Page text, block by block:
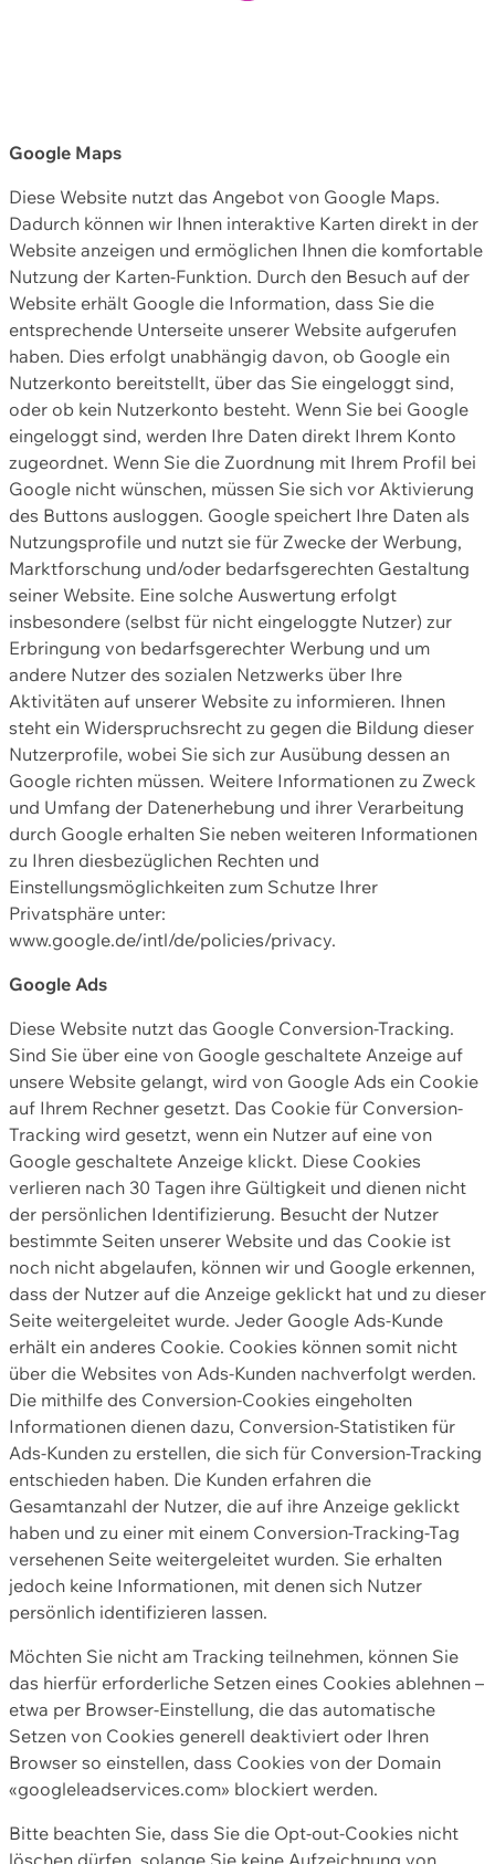
Google Maps
Diese Website nutzt das Angebot von Google Maps.
Dadurch können wir Ihnen interaktive Karten direkt in der
Website anzeigen und ermöglichen Ihnen die komfortable
Nutzung der Karten-Funktion. Durch den Besuch auf der
Website erhält Google die Information, dass Sie die
entsprechende Unterseite unserer Website aufgerufen
haben. Dies erfolgt unabhängig davon, ob Google ein
Nutzerkonto bereitstellt, über das Sie eingeloggt sind,
oder ob kein Nutzerkonto besteht. Wenn Sie bei Google
eingeloggt sind, werden Ihre Daten direkt Ihrem Konto
zugeordnet. Wenn Sie die Zuordnung mit Ihrem Profil bei
Google nicht wünschen, müssen Sie sich vor Aktivierung
des Buttons ausloggen. Google speichert Ihre Daten als
Nutzungsprofile und nutzt sie für Zwecke der Werbung,
Marktforschung und/oder bedarfsgerechten Gestaltung
seiner Website. Eine solche Auswertung erfolgt
insbesondere (selbst für nicht eingeloggte Nutzer) zur
Erbringung von bedarfsgerechter Werbung und um
andere Nutzer des sozialen Netzwerks über Ihre
Aktivitäten auf unserer Website zu informieren. Ihnen
steht ein Widerspruchsrecht zu gegen die Bildung dieser
Nutzerprofile, wobei Sie sich zur Ausübung dessen an
Google richten müssen. Weitere Informationen zu Zweck
und Umfang der Datenerhebung und ihrer Verarbeitung
durch Google erhalten Sie neben weiteren Informationen
zu Ihren diesbezüglichen Rechten und
Einstellungsmöglichkeiten zum Schutze Ihrer
Privatsphäre unter:
www.google.de/intl/de/policies/privacy.
Google Ads
Diese Website nutzt das Google Conversion-Tracking.
Sind Sie über eine von Google geschaltete Anzeige auf
unsere Website gelangt, wird von Google Ads ein Cookie
auf Ihrem Rechner gesetzt. Das Cookie für Conversion-
Tracking wird gesetzt, wenn ein Nutzer auf eine von
Google geschaltete Anzeige klickt. Diese Cookies
verlieren nach 30 Tagen ihre Gültigkeit und dienen nicht
der persönlichen Identifizierung. Besucht der Nutzer
bestimmte Seiten unserer Website und das Cookie ist
noch nicht abgelaufen, können wir und Google erkennen,
dass der Nutzer auf die Anzeige geklickt hat und zu dieser
Seite weitergeleitet wurde. Jeder Google Ads-Kunde
erhält ein anderes Cookie. Cookies können somit nicht
über die Websites von Ads-Kunden nachverfolgt werden.
Die mithilfe des Conversion-Cookies eingeholten
Informationen dienen dazu, Conversion-Statistiken für
Ads-Kunden zu erstellen, die sich für Conversion-Tracking
entschieden haben. Die Kunden erfahren die
Gesamtanzahl der Nutzer, die auf ihre Anzeige geklickt
haben und zu einer mit einem Conversion-Tracking-Tag
versehenen Seite weitergeleitet wurden. Sie erhalten
jedoch keine Informationen, mit denen sich Nutzer
persönlich identifizieren lassen.
Möchten Sie nicht am Tracking teilnehmen, können Sie
das hierfür erforderliche Setzen eines Cookies ablehnen –
etwa per Browser-Einstellung, die das automatische
Setzen von Cookies generell deaktiviert oder Ihren
Browser so einstellen, dass Cookies von der Domain
«googleleadservices.com» blockiert werden.
Bitte beachten Sie, dass Sie die Opt-out-Cookies nicht